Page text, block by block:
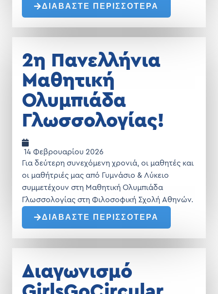
ΔΙΑΒΑΣΤΕ ΠΕΡΙΣΣΟΤΕΡΑ
2η Πανελλήνια
Μαθητική
Ολυμπιάδα
Γλωσσολογίας!
14 Φεβρουαρίου 2026
Για δεύτερη συνεχόμενη χρονιά, οι μαθητές και
οι μαθήτριές μας από Γυμνάσιο & Λύκειο
συμμετέχουν στη Μαθητική Ολυμπιάδα
Γλωσσολογίας στη Φιλοσοφική Σχολή Αθηνών.
ΔΙΑΒΑΣΤΕ ΠΕΡΙΣΣΟΤΕΡΑ
Διαγωνισμό